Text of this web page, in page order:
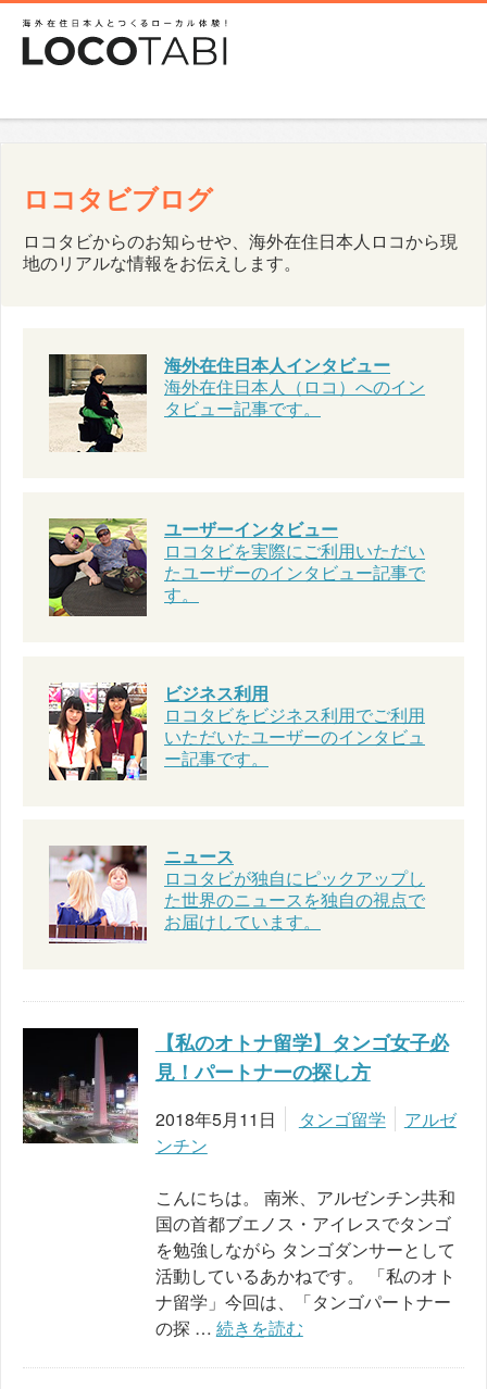
ロコタビブログ
ロコタビからのお知らせや、海外在住日本人ロコから現
地のリアルな情報をお伝えします。
海外在住日本人インタビュー
海外在住日本人（ロコ）へのイン
タビュー記事です。
ユーザーインタビュー
ロコタビを実際にご利用いただい
たユーザーのインタビュー記事で
す。
ビジネス利用
ロコタビをビジネス利用でご利用
いただいたユーザーのインタビュ
ー記事です。
ニュース
ロコタビが独自にピックアップし
た世界のニュースを独自の視点で
お届けしています。
【私のオトナ留学】タンゴ女子必
見！パートナーの探し方
2018年5月11日 タンゴ留学
アルゼ
ンチン
こんにちは。 南米、アルゼンチン共和
国の首都ブエノス・アイレスでタンゴ
を勉強しながら タンゴダンサーとして
活動しているあかねです。 「私のオト
ナ留学」今回は、「タンゴパートナー
の探 … 続きを読む